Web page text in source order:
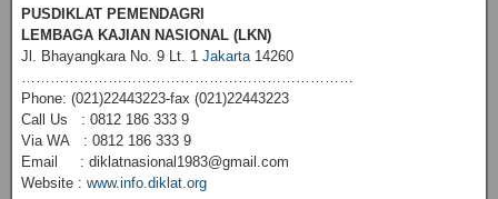
PUSDIKLAT PEMENDAGRI
LEMBAGA KAJIAN NASIONAL (LKN)
Jl. Bhayangkara No. 9 Lt. 1 Jakarta14260
……………………………………………………………
Phone: (021)22443223-fax (021)22443223
Call Us : 0812 186 333 9
Via WA : 0812 186 333 9
Email : diklatnasional1983@gmail.com
Website : www.info.diklat.org